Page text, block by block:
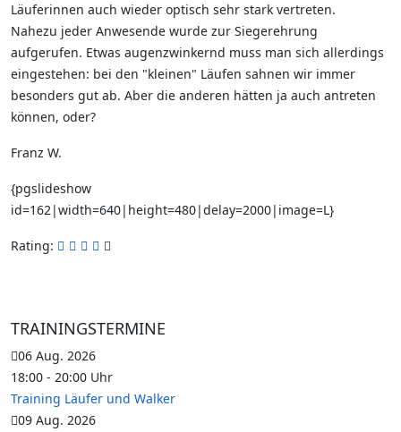
Läuferinnen auch wieder optisch sehr stark vertreten.
Nahezu jeder Anwesende wurde zur Siegerehrung
aufgerufen. Etwas augenzwinkernd muss man sich allerdings
eingestehen: bei den "kleinen" Läufen sahnen wir immer
besonders gut ab. Aber die anderen hätten ja auch antreten
können, oder?
Franz W.
{pgslideshow
id=162|width=640|height=480|delay=2000|image=L}
Rating:
TRAININGSTERMINE
06 Aug. 2026
18:00 - 20:00 Uhr
Training Läufer und Walker
09 Aug. 2026